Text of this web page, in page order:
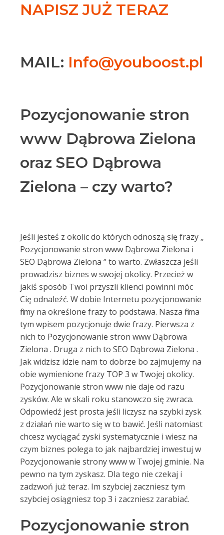
NAPISZ JUŻ TERAZ
MAIL: Info@youboost.pl
Pozycjonowanie stron
www Dąbrowa Zielona
oraz SEO Dąbrowa
Zielona – czy warto?
Jeśli jesteś z okolic do których odnoszą się frazy „
Pozycjonowanie stron www Dąbrowa Zielona i
SEO Dąbrowa Zielona ‘’ to warto. Zwłaszcza jeśli
prowadzisz biznes w swojej okolicy. Przecież w
jakiś sposób Twoi przyszli klienci powinni móc
Cię odnaleźć. W dobie Internetu pozycjonowanie
firmy na określone frazy to podstawa. Nasza firma
tym wpisem pozycjonuje dwie frazy. Pierwsza z
nich to Pozycjonowanie stron www Dąbrowa
Zielona . Druga z nich to SEO Dąbrowa Zielona .
Jak widzisz idzie nam to dobrze bo zajmujemy na
obie wymienione frazy TOP 3 w Twojej okolicy.
Pozycjonowanie stron www nie daje od razu
zysków. Ale w skali roku stanowczo się zwraca.
Odpowiedź jest prosta jeśli liczysz na szybki zysk
z działań nie warto się w to bawić. Jeśli natomiast
chcesz wyciągać zyski systematycznie i wiesz na
czym biznes polega to jak najbardziej inwestuj w
Pozycjonowanie strony www w Twojej gminie. Na
pewno na tym zyskasz. Dla tego nie czekaj i
zadzwoń już teraz. Im szybciej zaczniesz tym
szybciej osiągniesz top 3 i zaczniesz zarabiać.
Pozycjonowanie stron